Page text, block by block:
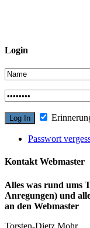
Login
Passwort
Kontakt Webmaster
Alles was rund ums
Anregungen) und
an den Webmaster
Torsten-Dietz Mohr